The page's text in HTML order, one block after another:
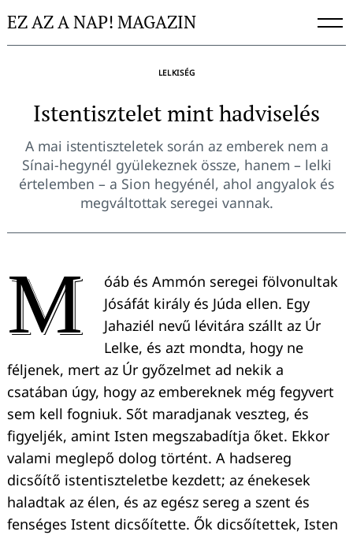
toEZ AZ A NAP! MAGAZIN
LELKISÉG
Istentisztelet mint hadviselés
A mai istentiszteletek során az emberek nem a
Sínai-hegynél gyülekeznek össze, hanem – lelki
értelemben – a Sion hegyénél, ahol angyalok és
megváltottak seregei vannak.
M
óáb és Ammón seregei fölvonultak
Jósáfát király és Júda ellen. Egy
Jahaziél nevű lévitára szállt az Úr
Lelke, és azt mondta, hogy ne
féljenek, mert az Úr győzelmet ad nekik a
csatában úgy, hogy az embereknek még fegyvert
sem kell fogniuk. Sőt maradjanak veszteg, és
figyeljék, amint Isten megszabadítja őket. Ekkor
valami meglepő dolog történt. A hadsereg
dicsőítő istentiszteletbe kezdett; az énekesek
haladtak az élen, és az egész sereg a szent és
fenséges Istent dicsőítette. Ők dicsőítettek, Isten